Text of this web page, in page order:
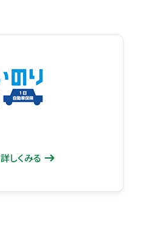
詳しくみる